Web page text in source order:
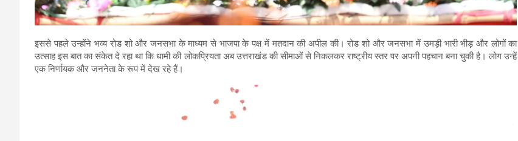
इससे पहले उन्होंने भव्य रोड शो और जनसभा के माध्यम से भाजपा के पक्ष में मतदान की अपील की। रोड शो और जनसभा में उमड़ी भारी भीड़ और लोगों का
उत्साह इस बात का संकेत दे रहा था कि धामी की लोकप्रियता अब उत्तराखंड की सीमाओं से निकलकर राष्ट्रीय स्तर पर अपनी पहचान बना चुकी है। लोग उन्हें
एक निर्णायक और जननेता के रूप में देख रहे हैं।